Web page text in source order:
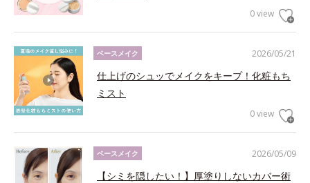
0 view
2026/05/21
ベースメイク
仕上げのシュッでメイクをキープ！化粧もち
ミスト
0 view
2026/05/09
ベースメイク
【シミを隠したい！】厚塗りしないカバー術